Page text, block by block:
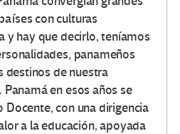
con culturas
y hay que decirlo, teníamos
panameños
destinos de nuestra
en esos años se
Docente, con una dirigencia
a la educación, apoyada